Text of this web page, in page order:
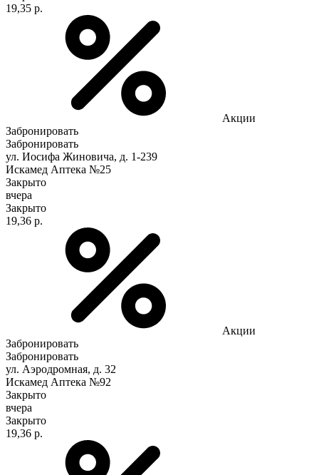
19,35 р.
Акции
Забронировать
Забронировать
ул. Иосифа Жиновича, д. 1-239
Искамед Аптека №25
Закрыто
вчера
Закрыто
19,36 р.
Акции
Забронировать
Забронировать
ул. Аэродромная, д. 32
Искамед Аптека №92
Закрыто
вчера
Закрыто
19,36 р.